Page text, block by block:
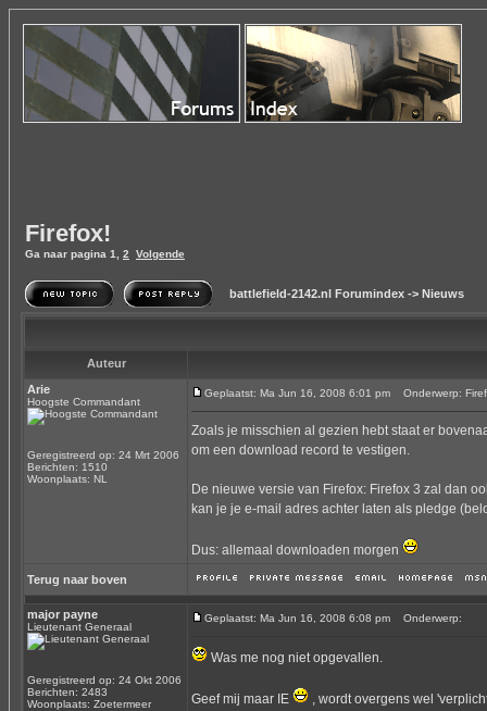
Firefox!
Ga naar pagina 1 2 Volgende
battlefield-2142.nl Forumindex -> Nieuws
Auteur
Arie
Hoogste Commandant
Geregistreerd op: 24 Mrt 2006
Berichten: 1510
Woonplaats: NL
Geplaatst: Ma Jun 16, 2008 6:01 pm Onderwerp:
Zoals je misschien al gezien hebt staat er
om een download record te vestigen.
De nieuwe versie van Firefox: Firefox 3 zal dan
kan je je e-mail adres achter laten als pledge
Dus: allemaal downloaden morgen
Terug naar boven
major payne
Lieutenant Generaal
Geregistreerd op: 24 Okt 2006
Berichten: 2483
Woonplaats: Zoetermeer
Geplaatst: Ma Jun 16, 2008 6:08 pm Onderwerp:
Was me nog niet opgevallen.
Geef mij maar IE
, wordt overgens wel